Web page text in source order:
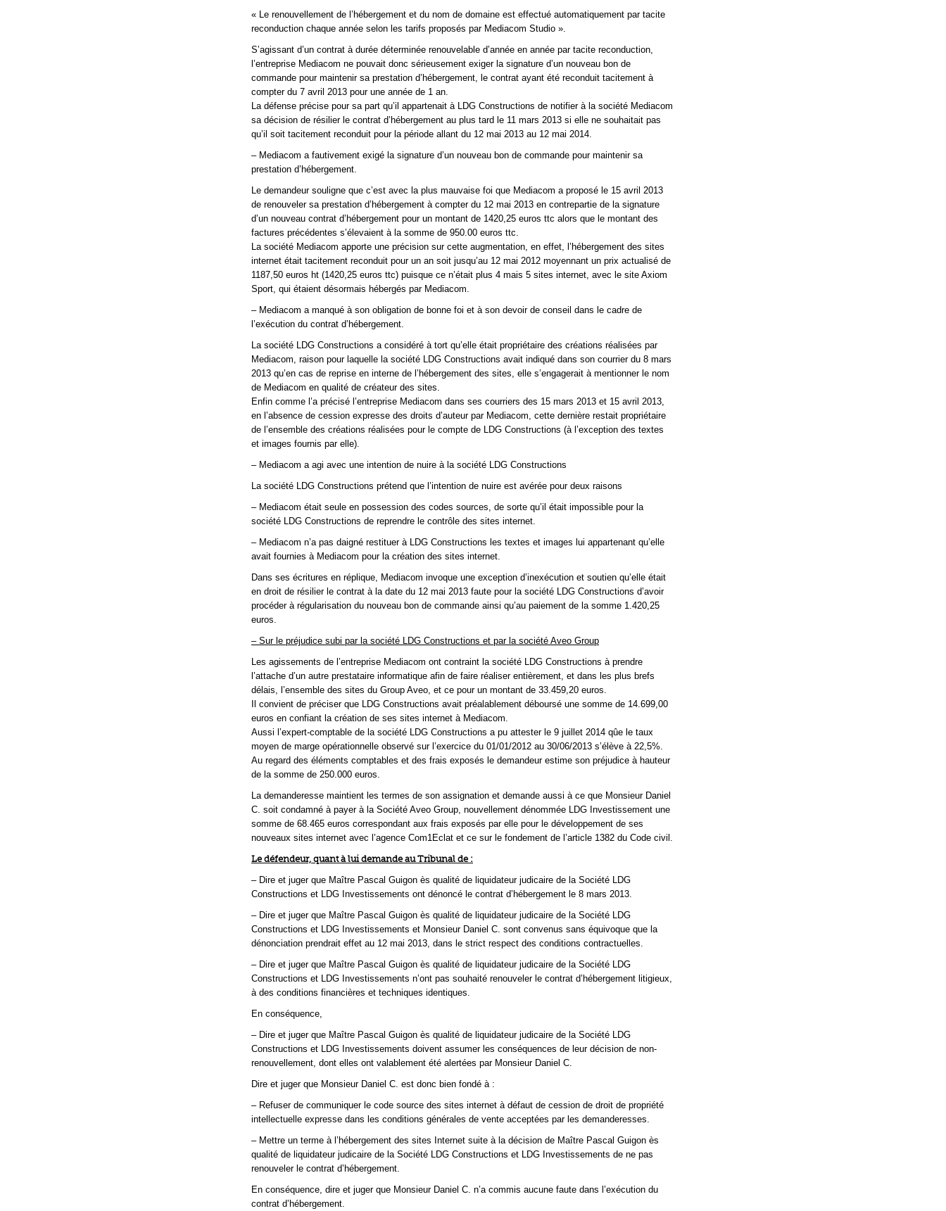
« Le renouvellement de l’hébergement et du nom de domaine est effectué automatiquement par tacite
reconduction chaque année selon les tarifs proposés par Mediacom Studio ».
S’agissant d’un contrat à durée déterminée renouvelable d’année en année par tacite reconduction,
l’entreprise Mediacom ne pouvait donc sérieusement exiger la signature d’un nouveau bon de
commande pour maintenir sa prestation d’hébergement, le contrat ayant été reconduit tacitement à
compter du 7 avril 2013 pour une année de 1 an.
La défense précise pour sa part qu’il appartenait à LDG Constructions de notifier à la société Mediacom
sa décision de résilier le contrat d’hébergement au plus tard le 11 mars 2013 si elle ne souhaitait pas
qu’il soit tacitement reconduit pour la période allant du 12 mai 2013 au 12 mai 2014.
– Mediacom a fautivement exigé la signature d’un nouveau bon de commande pour maintenir sa
prestation d’hébergement.
Le demandeur souligne que c’est avec la plus mauvaise foi que Mediacom a proposé le 15 avril 2013
de renouveler sa prestation d’hébergement à compter du 12 mai 2013 en contrepartie de la signature
d’un nouveau contrat d’hébergement pour un montant de 1420,25 euros ttc alors que le montant des
factures précédentes s’élevaient à la somme de 950.00 euros ttc.
La société Mediacom apporte une précision sur cette augmentation, en effet, l’hébergement des sites
internet était tacitement reconduit pour un an soit jusqu’au 12 mai 2012 moyennant un prix actualisé de
1187,50 euros ht (1420,25 euros ttc) puisque ce n’était plus 4 mais 5 sites internet, avec le site Axiom
Sport, qui étaient désormais hébergés par Mediacom.
– Mediacom a manqué à son obligation de bonne foi et à son devoir de conseil dans le cadre de
l’exécution du contrat d’hébergement.
La société LDG Constructions a considéré à tort qu’elle était propriétaire des créations réalisées par
Mediacom, raison pour laquelle la société LDG Constructions avait indiqué dans son courrier du 8 mars
2013 qu’en cas de reprise en interne de l’hébergement des sites, elle s’engagerait à mentionner le nom
de Mediacom en qualité de créateur des sites.
Enfin comme l’a précisé l’entreprise Mediacom dans ses courriers des 15 mars 2013 et 15 avril 2013,
en l’absence de cession expresse des droits d’auteur par Mediacom, cette dernière restait propriétaire
de l’ensemble des créations réalisées pour le compte de LDG Constructions (à l’exception des textes
et images fournis par elle).
– Mediacom a agi avec une intention de nuire à la société LDG Constructions
La société LDG Constructions prétend que l’intention de nuire est avérée pour deux raisons
– Mediacom était seule en possession des codes sources, de sorte qu’il était impossible pour la
société LDG Constructions de reprendre le contrôle des sites internet.
– Mediacom n’a pas daigné restituer à LDG Constructions les textes et images lui appartenant qu’elle
avait fournies à Mediacom pour la création des sites internet.
Dans ses écritures en réplique, Mediacom invoque une exception d’inexécution et soutien qu’elle était
en droit de résilier le contrat à la date du 12 mai 2013 faute pour la société LDG Constructions d’avoir
procéder à régularisation du nouveau bon de commande ainsi qu’au paiement de la somme 1.420,25
euros.
– Sur le préjudice subi par la société LDG Constructions et par la société Aveo Group
Les agissements de l’entreprise Mediacom ont contraint la société LDG Constructions à prendre
l’attache d’un autre prestataire informatique afin de faire réaliser entièrement, et dans les plus brefs
délais, l’ensemble des sites du Group Aveo, et ce pour un montant de 33.459,20 euros.
Il convient de préciser que LDG Constructions avait préalablement déboursé une somme de 14.699,00
euros en confiant la création de ses sites internet à Mediacom.
Aussi l’expert-comptable de la société LDG Constructions a pu attester le 9 juillet 2014 qûe le taux
moyen de marge opérationnelle observé sur l’exercice du 01/01/2012 au 30/06/2013 s’élève à 22,5%.
Au regard des éléments comptables et des frais exposés le demandeur estime son préjudice à hauteur
de la somme de 250.000 euros.
La demanderesse maintient les termes de son assignation et demande aussi à ce que Monsieur Daniel
C. soit condamné à payer à la Société Aveo Group, nouvellement dénommée LDG Investissement une
somme de 68.465 euros correspondant aux frais exposés par elle pour le développement de ses
nouveaux sites internet avec l’agence Com1Eclat et ce sur le fondement de l’article 1382 du Code civil.
Le défendeur, quant à lui demande au Tribunal de :
– Dire et juger que Maître Pascal Guigon ès qualité de liquidateur judicaire de la Société LDG
Constructions et LDG Investissements ont dénoncé le contrat d’hébergement le 8 mars 2013.
– Dire et juger que Maître Pascal Guigon ès qualité de liquidateur judicaire de la Société LDG
Constructions et LDG Investissements et Monsieur Daniel C. sont convenus sans équivoque que la
dénonciation prendrait effet au 12 mai 2013, dans le strict respect des conditions contractuelles.
– Dire et juger que Maître Pascal Guigon ès qualité de liquidateur judicaire de la Société LDG
Constructions et LDG Investissements n’ont pas souhaité renouveler le contrat d’hébergement litigieux,
à des conditions financières et techniques identiques.
En conséquence,
– Dire et juger que Maître Pascal Guigon ès qualité de liquidateur judicaire de la Société LDG
Constructions et LDG Investissements doivent assumer les conséquences de leur décision de non-
renouvellement, dont elles ont valablement été alertées par Monsieur Daniel C.
Dire et juger que Monsieur Daniel C. est donc bien fondé à :
– Refuser de communiquer le code source des sites internet à défaut de cession de droit de propriété
intellectuelle expresse dans les conditions générales de vente acceptées par les demanderesses.
– Mettre un terme à l’hébergement des sites Internet suite à la décision de Maître Pascal Guigon ès
qualité de liquidateur judicaire de la Société LDG Constructions et LDG Investissements de ne pas
renouveler le contrat d’hébergement.
En conséquence, dire et juger que Monsieur Daniel C. n’a commis aucune faute dans l’exécution du
contrat d’hébergement.